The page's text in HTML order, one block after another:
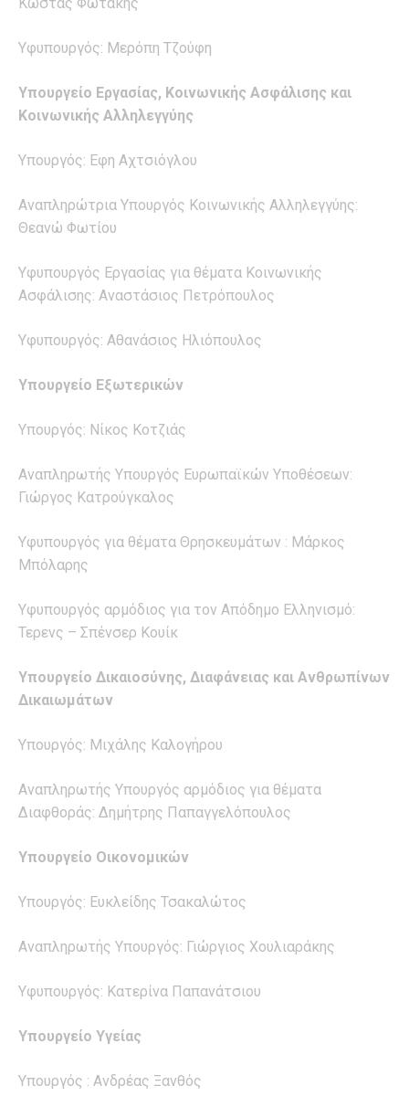
Κώστας Φωτάκης
Υφυπουργός: Μερόπη Τζούφη
Υπουργείο Εργασίας, Κοινωνικής Ασφάλισης και
Κοινωνικής Αλληλεγγύης
Υπουργός: Εφη Αχτσιόγλου
Αναπληρώτρια Υπουργός Κοινωνικής Αλληλεγγύης:
Θεανώ Φωτίου
Υφυπουργός Εργασίας για θέματα Κοινωνικής
Ασφάλισης: Αναστάσιος Πετρόπουλος
Υφυπουργός: Αθανάσιος Ηλιόπουλος
Υπουργείο Εξωτερικών
Υπουργός: Νίκος Κοτζιάς
Αναπληρωτής Υπουργός Ευρωπαϊκών Υποθέσεων:
Γιώργος Κατρούγκαλος
Υφυπουργός για θέματα Θρησκευμάτων : Μάρκος
Μπόλαρης
Υφυπουργός αρμόδιος για τον Απόδημο Ελληνισμό:
Τερενς – Σπένσερ Κουίκ
Υπουργείο Δικαιοσύνης, Διαφάνειας και Ανθρωπίνων
Δικαιωμάτων
Υπουργός: Μιχάλης Καλογήρου
Αναπληρωτής Υπουργός αρμόδιος για θέματα
Διαφθοράς: Δημήτρης Παπαγγελόπουλος
Υπουργείο Οικονομικών
Υπουργός: Ευκλείδης Τσακαλώτος
Αναπληρωτής Υπουργός: Γιώργιος Χουλιαράκης
Υφυπουργός: Κατερίνα Παπανάτσιου
Υπουργείο Υγείας
Υπουργός : Ανδρέας Ξανθός